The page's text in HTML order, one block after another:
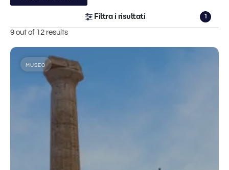
Filtra i risultati 1
9 out of 12 results
MUSEO